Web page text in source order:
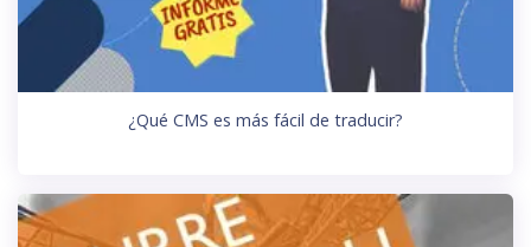
¿Qué CMS es más fácil de traducir?